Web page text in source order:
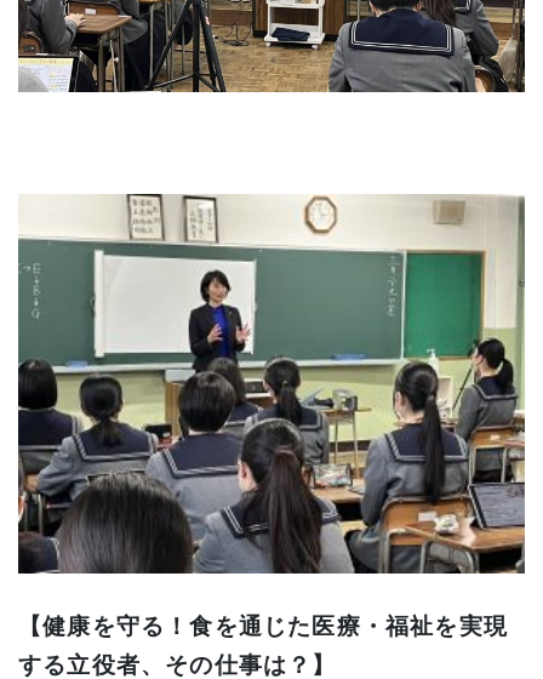
【健康を守る！食を通じた医療・福祉を実現
する立役者、その仕事は？】